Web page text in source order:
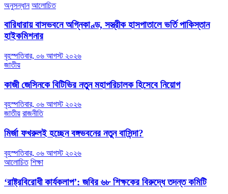
অনুসন্ধান আলোচিত
বারিধারায় বাসভবনে অগ্নিকাণ্ড, সস্ত্রীক হাসপাতালে ভর্তি পাকিস্তান
হাইকমিশনার
বৃহস্পতিবার, ০৬ আগস্ট ২০২৬
জাতীয়
কাজী জেসিনকে বিটিভির নতুন মহাপরিচালক হিসেবে নিয়োগ
বৃহস্পতিবার, ০৬ আগস্ট ২০২৬
জাতীয় রাজনীতি
মির্জা ফখরুলই হচ্ছেন বঙ্গভবনের নতুন বাসিন্দা?
বৃহস্পতিবার, ০৬ আগস্ট ২০২৬
আলোচিত শিক্ষা
‘রাষ্ট্রবিরোধী কার্যকলাপ’: জবির ৬৮ শিক্ষকের বিরুদ্ধে তদন্ত কমিটি